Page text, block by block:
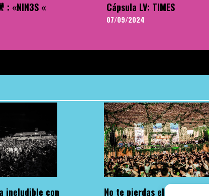
: «NIN3S « Cápsula LV: TIMES
07/09/2024
ineludible con
No te pierdas el regreso